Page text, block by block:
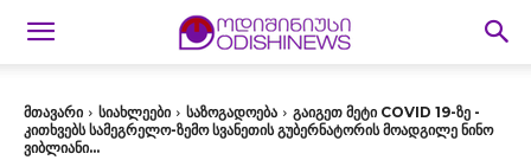
მთავარი სიახლეები საზოგადოება
გაიგეთ მეტი COVID 19-ზე -
კითხვებს სამეგრელო-ზემო სვანეთის გუბერნატორის მოადგილე ნინო
ვიბლიანი...